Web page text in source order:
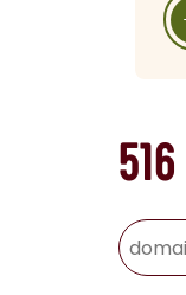
516